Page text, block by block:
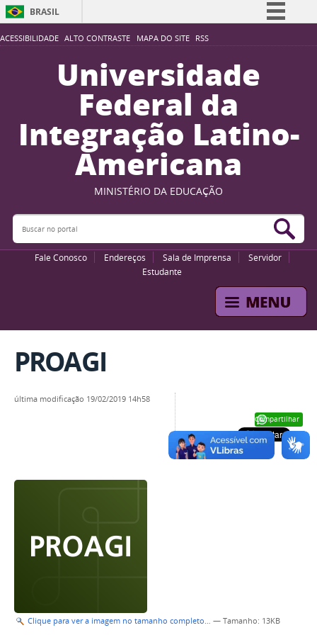
ACESSIBILIDADE ALTO CONTRASTE MAPA DO SITE RSS
BRASIL
Simplifique!
Participe
Acesso à informação
Legislação
Canais
Universidade
Federal da
Integração Latino-
Americana
MINISTÉRIO DA EDUCAÇÃO
Buscar no portal
Fale Conosco Endereços Sala de Imprensa
Servidor
Estudante
PROAGI
Compartilhar
última modificação 19/02/2019 14h58
Clique para ver a imagem no tamanho completo… — Tamanho: 13KB